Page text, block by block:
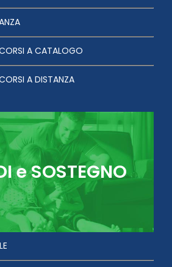
A CATALOGO
A DISTANZA
e SOSTEGNO